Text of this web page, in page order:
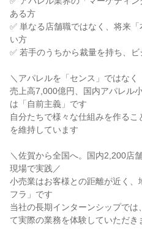
ある方
✅ 単なる店舗職ではなく、将来
い方
✅ 若手のうちから裁量を持ち、
＼アパレルを「センス」ではなく
売上高7,000億円、国内アパレル
は「自前主義」です
自分たちで様々な仕組みを作る
を維持しています
＼佐賀から全国へ。国内2,200店
現場で実践／
小売業はお客様との距離が近く
フラ」です
当社の長期インターンシップで
て実際の業務を体験していただき